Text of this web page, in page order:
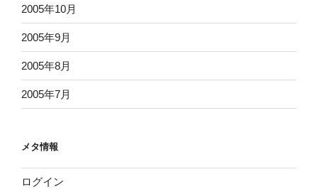
2005年10月
2005年9月
2005年8月
2005年7月
メタ情報
ログイン